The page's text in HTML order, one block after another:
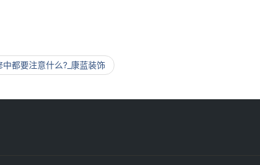
都要注意什么?_康蓝装饰